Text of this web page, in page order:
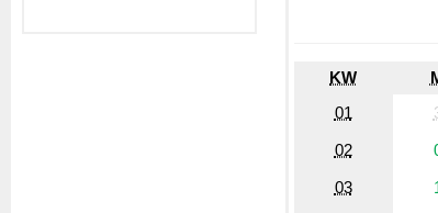
KW
01
02
03